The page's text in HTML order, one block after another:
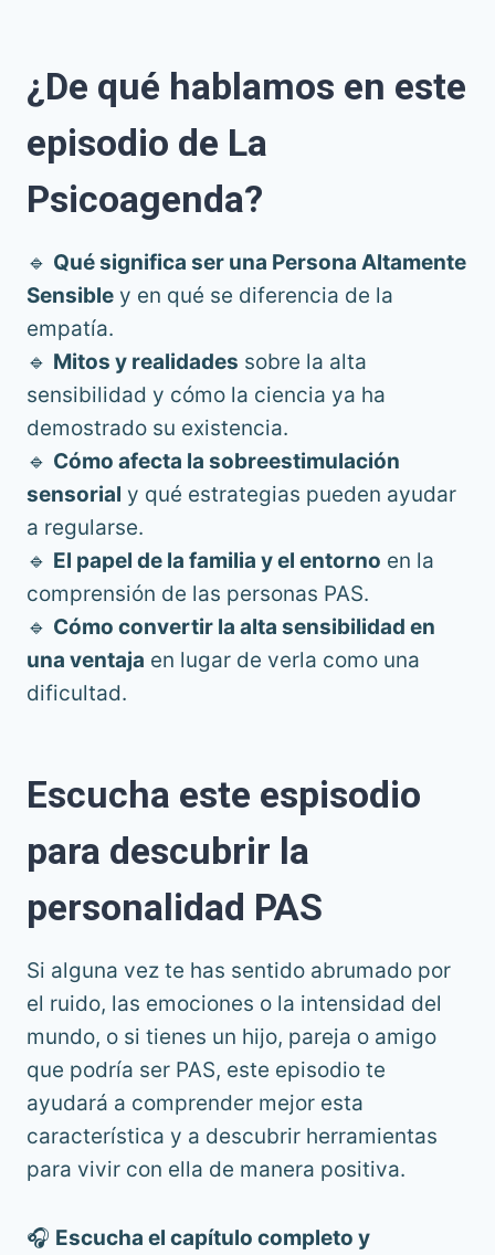
¿De qué hablamos en este
episodio de La
Psicoagenda?
🔹 Qué significa ser una Persona Altamente
Sensible y en qué se diferencia de la
empatía.
🔹 Mitos y realidades sobre la alta
sensibilidad y cómo la ciencia ya ha
demostrado su existencia.
🔹 Cómo afecta la sobreestimulación
sensorial y qué estrategias pueden ayudar
a regularse.
🔹 El papel de la familia y el entorno en la
comprensión de las personas PAS.
🔹 Cómo convertir la alta sensibilidad en
una ventaja en lugar de verla como una
dificultad.
Escucha este espisodio
para descubrir la
personalidad PAS
Si alguna vez te has sentido abrumado por
el ruido, las emociones o la intensidad del
mundo, o si tienes un hijo, pareja o amigo
que podría ser PAS, este episodio te
ayudará a comprender mejor esta
característica y a descubrir herramientas
para vivir con ella de manera positiva.
🎧 Escucha el capítulo completo y